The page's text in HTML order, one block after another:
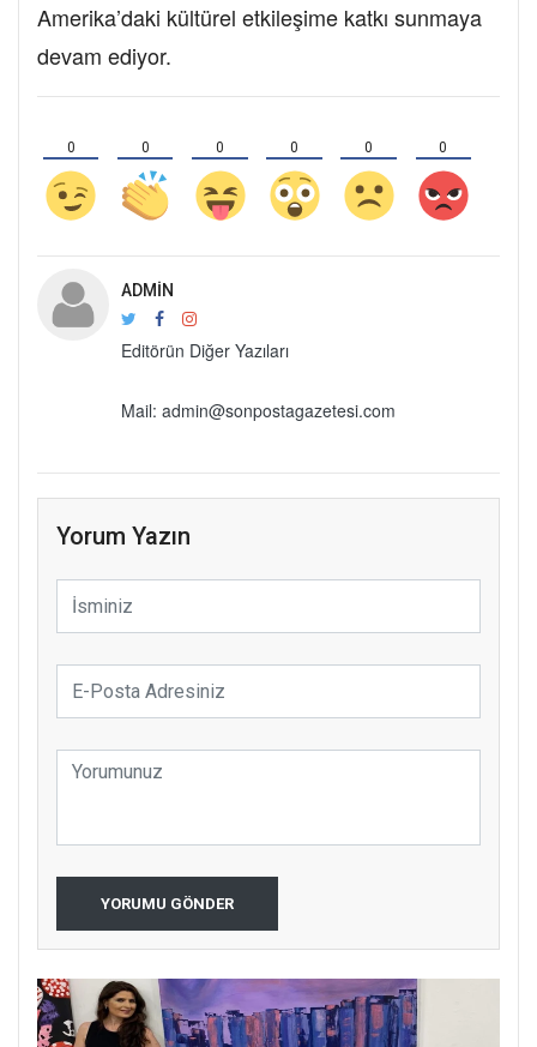
Amerika’daki kültürel etkileşime katkı sunmaya
devam ediyor.
0 0 0 0 0 0
ADMIN
Editörün Diğer Yazıları
Mail: admin@sonpostagazetesi.com
Yorum Yazın
YORUMU GÖNDER